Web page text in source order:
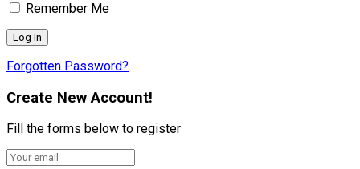
Remember Me
Forgotten Password?
Create New Account!
Fill the forms below to register